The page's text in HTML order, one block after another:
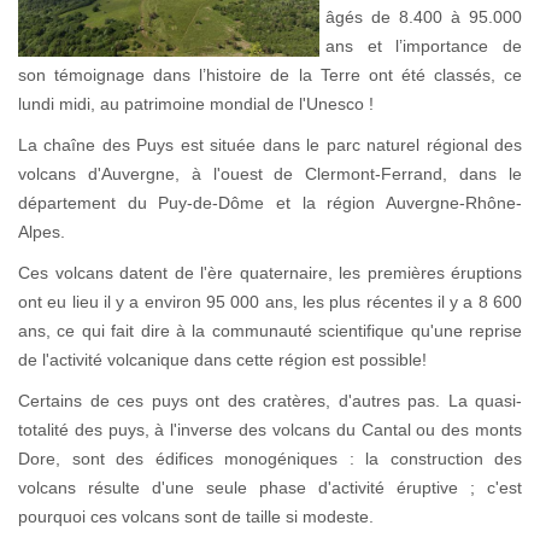
âgés de 8.400 à 95.000
ans et l’importance de
son témoignage dans l’histoire de la Terre ont été classés, ce
lundi midi, au patrimoine mondial de l'Unesco !
La chaîne des Puys est située dans le parc naturel régional des
volcans d'Auvergne, à l'ouest de Clermont-Ferrand, dans le
département du Puy-de-Dôme et la région Auvergne-Rhône-
Alpes.
Ces volcans datent de l'ère quaternaire, les premières éruptions
ont eu lieu il y a environ 95 000 ans, les plus récentes il y a 8 600
ans, ce qui fait dire à la communauté scientifique qu'une reprise
de l'activité volcanique dans cette région est possible!
Certains de ces puys ont des cratères, d'autres pas. La quasi-
totalité des puys, à l'inverse des volcans du Cantal ou des monts
Dore, sont des édifices monogéniques : la construction des
volcans résulte d'une seule phase d'activité éruptive ; c'est
pourquoi ces volcans sont de taille si modeste.